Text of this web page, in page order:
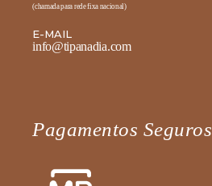
(chamada para rede fixa nacional)
E-MAIL
info@tipanadia.com
Pagamentos Seguros